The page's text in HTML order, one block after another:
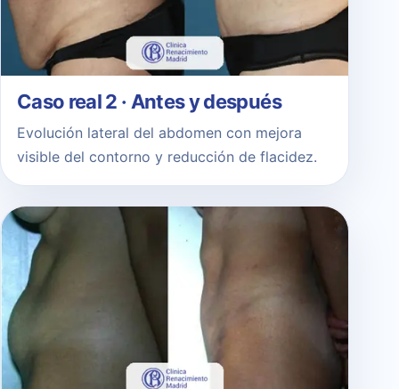
Caso real 2 · Antes y después
Evolución lateral del abdomen con mejora
visible del contorno y reducción de flacidez.